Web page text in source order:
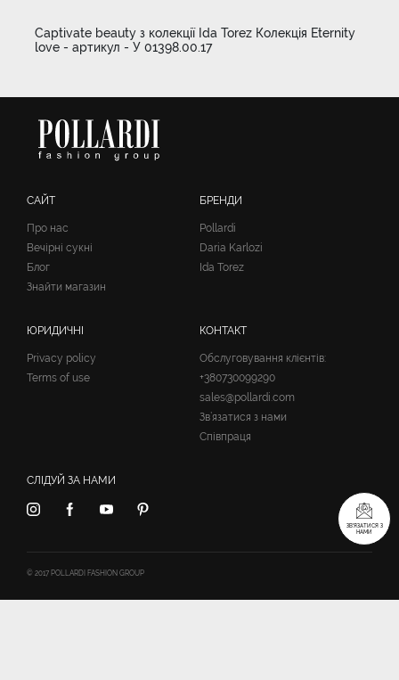
Captivate beauty з колекції Ida Torez Колекція Eternity
love - артикул - У 01398.00.17
САЙТ
Про нас
Вечірні сукні
Блог
Знайти магазин
БРЕНДИ
Pollardi
Daria Karlozi
Ida Torez
ЮРИДИЧНІ
Privacy policy
Terms of use
КОНТАКТ
Обслуговування клієнтів:
+380730099290
sales@pollardi.com
Зв’язатися з нами
Співпраця
СЛІДУЙ ЗА НАМИ
© 2017 POLLARDI FASHION GROUP
ЗВ’ЯЗАТИСЯ З
НАМИ